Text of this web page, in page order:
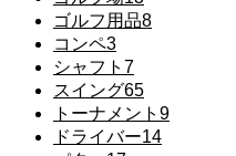
ゴルフ用品8
コンペ3
シャフト 7
スイング65
トーナメント 9
ドライバー14